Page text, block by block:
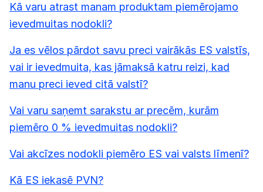
Kā varu atrast manam produktam piemērojamo
ievedmuitas nodokli?
Ja es vēlos pārdot savu preci vairākās ES valstīs,
vai ir ievedmuita, kas jāmaksā katru reizi, kad
manu preci ieved citā valstī?
Vai varu saņemt sarakstu ar precēm, kurām
piemēro 0 % ievedmuitas nodokli?
Vai akcīzes nodokli piemēro ES vai valsts līmenī?
Kā ES iekasē PVN?